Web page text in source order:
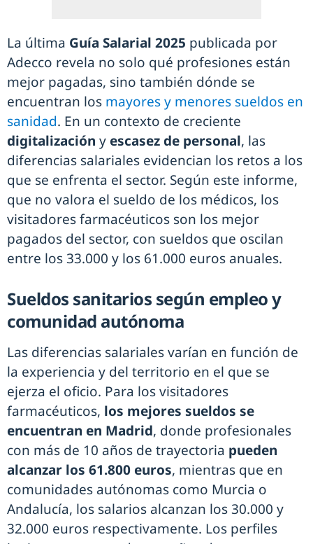
La última Guía Salarial 2025 publicada por
Adecco revela no solo qué profesiones están
mejor pagadas, sino también dónde se
encuentran los mayores y menores sueldos en
sanidad. En un contexto de creciente
digitalización y escasez de personal, las
diferencias salariales evidencian los retos a los
que se enfrenta el sector. Según este informe,
que no valora el sueldo de los médicos, los
visitadores farmacéuticos son los mejor
pagados del sector, con sueldos que oscilan
entre los 33.000 y los 61.000 euros anuales.
Sueldos sanitarios según empleo y
comunidad autónoma
Las diferencias salariales varían en función de
la experiencia y del territorio en el que se
ejerza el oficio. Para los visitadores
farmacéuticos, los mejores sueldos se
encuentran en Madrid, donde profesionales
con más de 10 años de trayectoria pueden
alcanzar los 61.800 euros, mientras que en
comunidades autónomas como Murcia o
Andalucía, los salarios alcanzan los 30.000 y
32.000 euros respectivamente. Los perfiles